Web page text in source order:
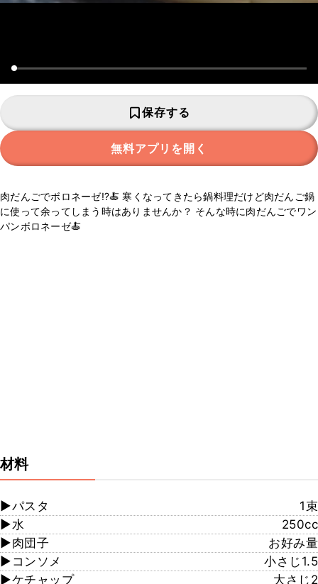
保存する
無料アプリを開く
肉だんごでボロネーゼ⁉️🍝 寒くなってきたら鍋料理だけど肉だんご鍋
に使って余ってしまう時はありませんか？ そんな時に肉だんごでワン
パンボロネーゼ🍝
材料
▶︎パスタ
1束
▶︎水
250cc
▶︎肉団子
お好み量
▶︎コンソメ
小さじ1.5
▶︎ケチャップ
大さじ2